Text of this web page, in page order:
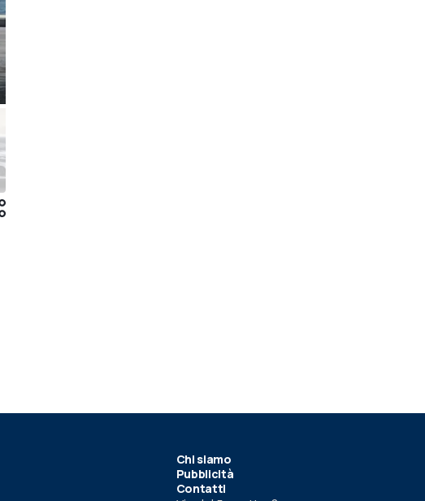
Chi siamo
Pubblicità
Contatti